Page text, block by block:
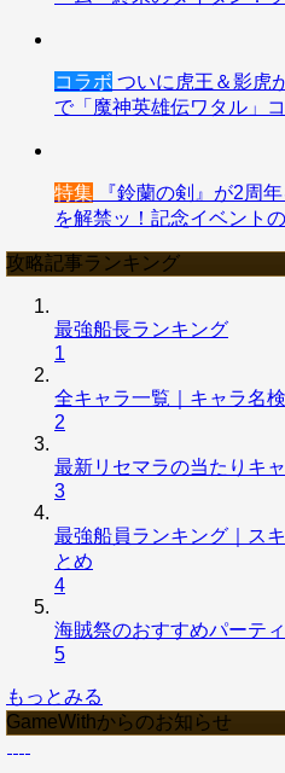
コラボ ついに虎王＆影虎
で「魔神英雄伝ワタル」
特集 『鈴蘭の剣』が2周
を解禁ッ！記念イベント
攻略記事ランキング
最強船長ランキング
1
全キャラ一覧｜キャラ名
2
最新リセマラの当たりキ
3
最強船員ランキング｜ス
とめ
4
海賊祭のおすすめパーテ
5
もっとみる
GameWithからのお知らせ